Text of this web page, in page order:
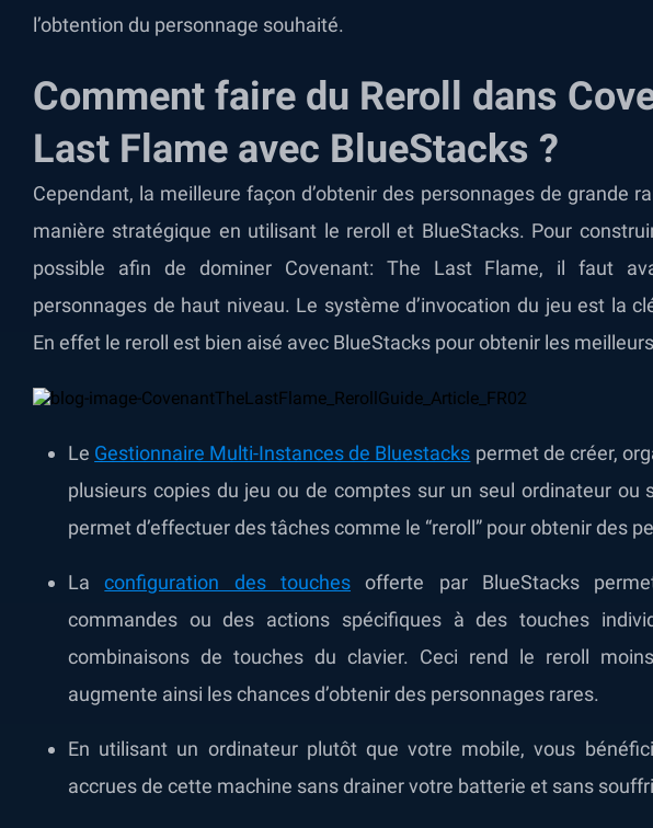
l’obtention du personnage souhaité.
Comment faire du Reroll dans
Last Flame avec BlueStacks ?
Cependant, la meilleure façon d’obtenir des personnages de grande
manière stratégique en utilisant le reroll et BlueStacks. Pour
possible afin de dominer Covenant: The Last Flame, il faut
personnages de haut niveau. Le système d’invocation du jeu est la
En effet le reroll est bien aisé avec BlueStacks pour obtenir les
Le Gestionnaire Multi-Instances de Bluestacks permet de créer,
plusieurs copies du jeu ou de comptes sur un seul ordinateur ou
permet d’effectuer des tâches comme le “reroll” pour obtenir des
Laconfiguration des touches offerte par BlueStacks
commandes ou des actions spécifiques à des touches
combinaisons de touches du clavier. Ceci rend le reroll
augmente ainsi les chances d’obtenir des personnages rares.
En utilisant un ordinateur plutôt que votre mobile, vous
accrues de cette machine sans drainer votre batterie et sans